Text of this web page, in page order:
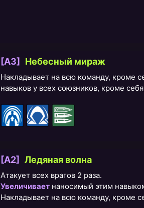
[A3] Небесный мираж
Накладывает на всю команду, кроме
навыков у всех союзников, кроме
[A2] Ледяная волна
Атакует всех врагов 2 раза.
Увеличивает наносимый этим
Накладывает на всю команду, кроме